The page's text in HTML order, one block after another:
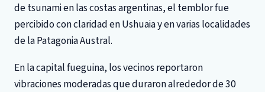
de tsunami en las costas argentinas, el temblor fue
percibido con claridad en Ushuaia y en varias localidades
de la Patagonia Austral.
En la capital fueguina, los vecinos reportaron
vibraciones moderadas que duraron alrededor de 30